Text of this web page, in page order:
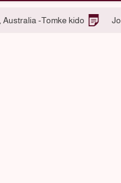
Hiring at Macquarie